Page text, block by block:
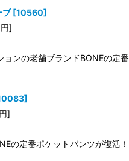
ブ [10560]
円]
ンの老舗ブランドBONEの
]
円]
の定番ポケットパンツが復